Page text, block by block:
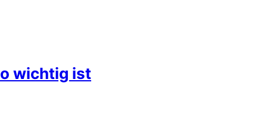
wichtig ist